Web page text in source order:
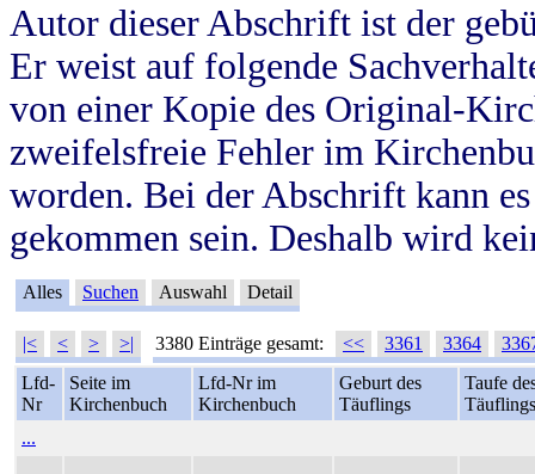
Autor dieser Abschrift ist der
Er weist auf folgende
von einer Kopie des Original-
zweifelsfreie Fehler im
worden. Bei der Abschrift kann
gekommen sein. Deshalb wird
Alles Suchen Auswahl Detail
|< < > >| 3380 Einträge gesamt: << 3361 3364
Lfd-
Nr
Seite im
Kirchenbuch
Lfd-Nr im
Kirchenbuch
Geburt des
Täuflings
Taufe
Täuflings
...